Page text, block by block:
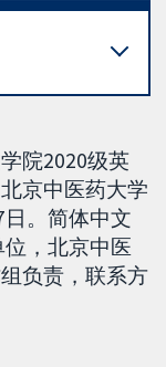
院2020级英
京中医药大学
。简体中文
，北京中医
负责，联系方